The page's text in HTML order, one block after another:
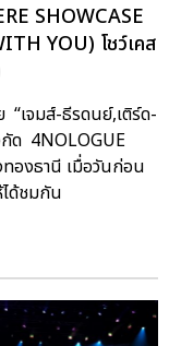
SHOWCASE
YOU) โชว์เคส
เจมส์-ธีรดนย์,เติร์ด-
ด 4NOLOGUE
องธานี เมื่อวันก่อน
ด้ชมกัน